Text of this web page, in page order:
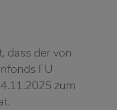
dass der von
FU
zum